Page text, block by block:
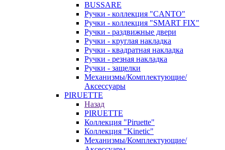
BUSSARE
Ручки - коллекция "CANTO"
Ручки - коллекция "SMART FIX"
Ручки - раздвижные двери
Ручки - круглая накладка
Ручки - квадратная накладка
Ручки - резная накладка
Ручки - защелки
Механизмы/Комплектующие/
Аксессуары
PIRUETTE
Назад
PIRUETTE
Коллекция "Piruette"
Коллекция "Kinetic"
Механизмы/Комплектующие/